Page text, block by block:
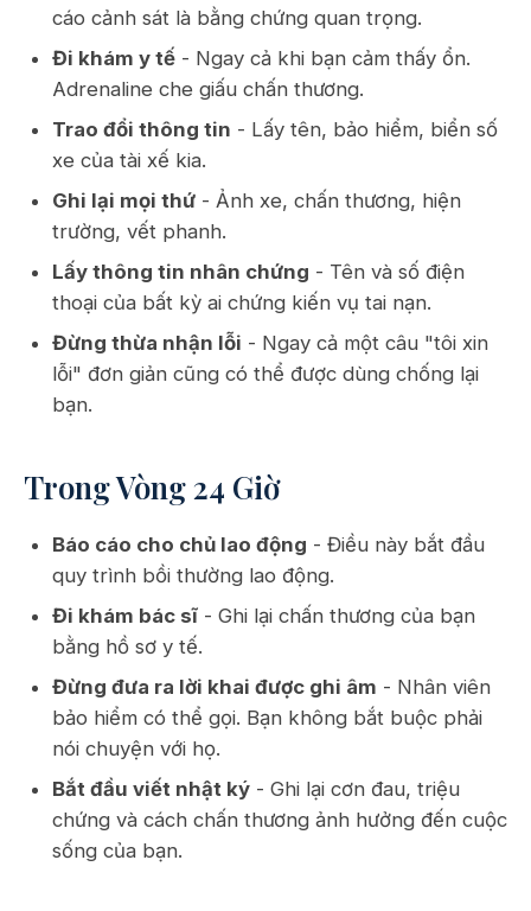
cáo cảnh sát là bằng chứng quan trọng.
Đi khám y tế - Ngay cả khi bạn cảm thấy ổn.
Adrenaline che giấu chấn thương.
Trao đổi thông tin - Lấy tên, bảo hiểm, biển số
xe của tài xế kia.
Ghi lại mọi thứ - Ảnh xe, chấn thương, hiện
trường, vết phanh.
Lấy thông tin nhân chứng - Tên và số điện
thoại của bất kỳ ai chứng kiến vụ tai nạn.
Đừng thừa nhận lỗi - Ngay cả một câu "tôi xin
lỗi" đơn giản cũng có thể được dùng chống lại
bạn.
Trong Vòng 24 Giờ
Báo cáo cho chủ lao động - Điều này bắt đầu
quy trình bồi thường lao động.
Đi khám bác sĩ - Ghi lại chấn thương của bạn
bằng hồ sơ y tế.
Đừng đưa ra lời khai được ghi âm - Nhân viên
bảo hiểm có thể gọi. Bạn không bắt buộc phải
nói chuyện với họ.
Bắt đầu viết nhật ký - Ghi lại cơn đau, triệu
chứng và cách chấn thương ảnh hưởng đến cuộc
sống của bạn.